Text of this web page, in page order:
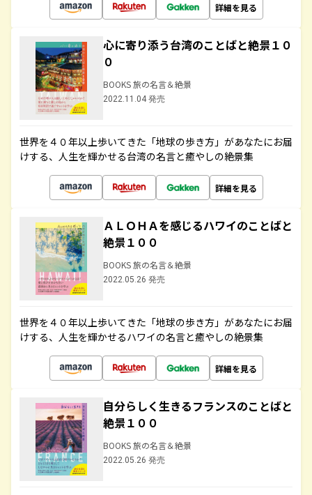
詳細を見る
心に寄り添う台湾のことばと絶景１０
０
BOOKS 旅の名言＆絶景
2022.11.04 発売
世界を４０年以上歩いてきた「地球の歩き方」があなたにお届
けする、人生を輝かせる台湾の名言と癒やしの絶景集
詳細を見る
ＡＬＯＨＡを感じるハワイのことばと
絶景１００
BOOKS 旅の名言＆絶景
2022.05.26 発売
世界を４０年以上歩いてきた「地球の歩き方」があなたにお届
けする、人生を輝かせるハワイの名言と癒やしの絶景集
詳細を見る
自分らしく生きるフランスのことばと
絶景１００
BOOKS 旅の名言＆絶景
2022.05.26 発売